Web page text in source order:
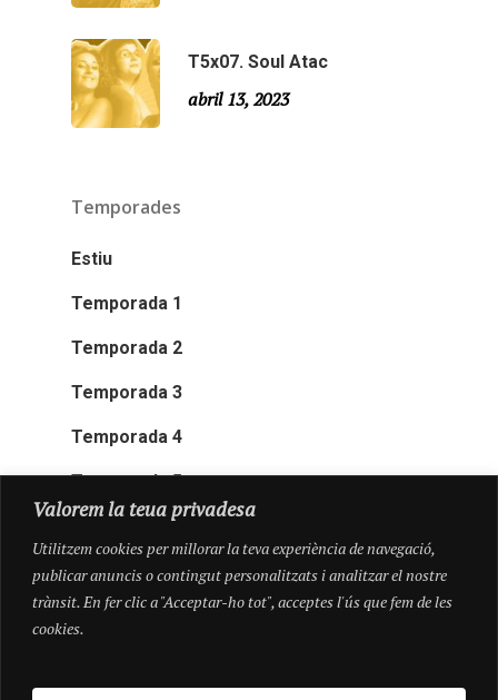
Valorem la teua privadesa
Utilitzem cookies per millorar la teva experiència de navegació,
publicar anuncis o contingut personalitzats i analitzar el nostre
trànsit. En fer clic a "Acceptar-ho tot", acceptes l'ús que fem de les
cookies.
T5x07. Soul Atac
abril 13, 2023
Temporades
Estiu
Temporada 1
Temporada 2
Temporada 3
Temporada 4
Temporada 5